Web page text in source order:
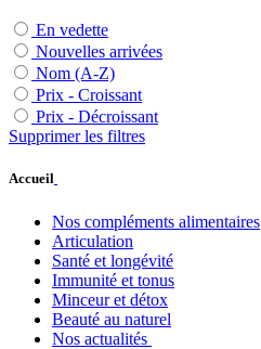
En vedette
Nouvelles arrivées
Nom (A-Z)
Prix - Croissant
Prix - Décroissant
Supprimer les filtres
Accueil
Nos compléments alimentaires
Articulation
Santé et longévité
Immunité et tonus
Minceur et détox
Beauté au naturel
Nos actualités